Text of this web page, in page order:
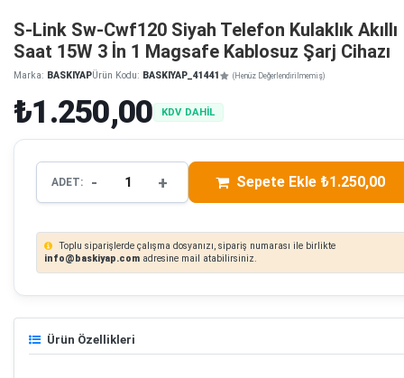
S-Link Sw-Cwf120 Siyah Telefon Kulaklık Akıllı
Saat 15W 3 İn 1 Magsafe Kablosuz Şarj Cihazı
Marka: BASKIYAPÜrün Kodu: BASKIYAP_41441 (Henüz Değerlendirilmemiş)
₺1.250,00 KDV DAHİL
ADET: - + Sepete Ekle ₺1.250,00
Toplu siparişlerde çalışma dosyanızı, sipariş numarası ile birlikte
info@baskiyap.com adresine mail atabilirsiniz.
Ürün Özellikleri